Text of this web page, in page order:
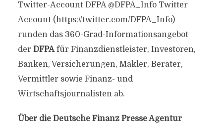
Twitter-Account DFPA @DFPA_Info Twitter
Account (https://twitter.com/DFPA_Info)
runden das 360-Grad-Informationsangebot
der DFPAfür Finanzdienstleister, Investoren,
Banken, Versicherungen, Makler, Berater,
Vermittler sowie Finanz- und
Wirtschaftsjournalisten ab.
Über die Deutsche Finanz Presse Agentur